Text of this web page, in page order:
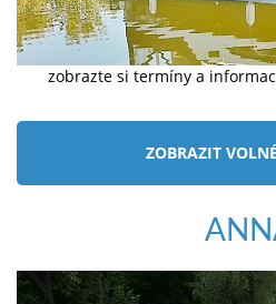
zobrazte si termíny a
ZOBRAZIT